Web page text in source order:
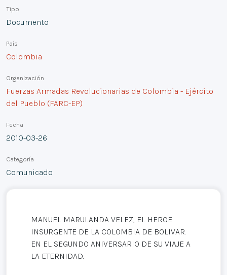
Tipo
Documento
País
Colombia
Organización
Fuerzas Armadas Revolucionarias de Colombia - Ejército
del Pueblo (FARC-EP)
Fecha
2010-03-26
Categoría
Comunicado
MANUEL MARULANDA VELEZ, EL HEROE
INSURGENTE DE LA COLOMBIA DE BOLIVAR.
EN EL SEGUNDO ANIVERSARIO DE SU VIAJE A
LA ETERNIDAD.